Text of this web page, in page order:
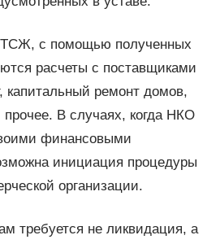
ТСЖ, с помощью полученных
расчеты с поставщиками
капитальный ремонт домов,
прочее. В случаях, когда НКО
финансовыми
инициация процедуры
организации.
требуется не ликвидация, а